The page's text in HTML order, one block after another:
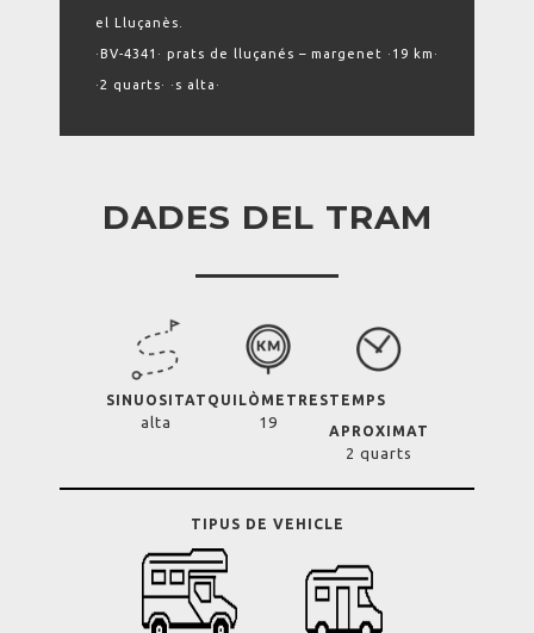
el Lluçanès.
·BV-4341· prats de lluçanés – margenet ·19 km·
·2 quarts· ·s alta·
DADES DEL TRAM
SINUOSITAT
alta
QUILÒMETRES
19
TEMPS
APROXIMAT
2 quarts
TIPUS DE VEHICLE